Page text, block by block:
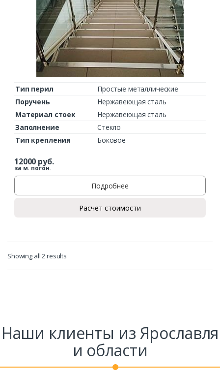
Ваш телефон*
Тип перил
Простые металлические
Поручень
Нержавеющая сталь
Материал стоек
Нержавеющая сталь
Заполнение
Стекло
Тип крепления
Боковое
12000 руб.
за м. погон.
Подробнее
Расчет стоимости
Showing all 2 results
Наши клиенты из Ярославля
и области